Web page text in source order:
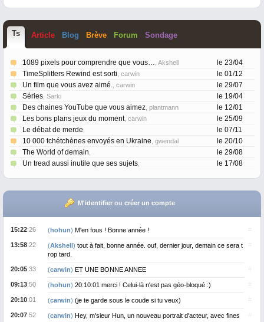
Ts Article Blog Brève Forum Sondage
le 23/04
1089 pixels pour comprendre que vous… , Akshell
le 01/12
TimeSplitters Rewind est sorti , carwin
le 29/07
Un film que vous avez aimé. , carwin
le 19/04
Séries , Sarki
le 12/01
Des chaines YouTube que vous aimez , plantmann
le 25/09
Les bons plans jeux du moment, carwin
le 07/11
Le débat de merde
le 20/10
10 000 tchétchènes envoyés en Ukraine , gwendal
le 29/08
The World of demain
le 17/08
Un tread aussi inutile que ses sujets
M'identifierou créer un compte
15:22:26 (hohun) M'en fous ! Bonne année !
13:58:22 (Akshell) tout à fait, bonne année. ouf, dernier jour, demain ce sera t
rop tard.
20:05:33 (carwin) ET UNE BONNE ANNEE
09:13:50 (hohun) 20:10:01 merci ! Celui-là n'est pas géo-bloqué :)
20:10:01 (carwin) (je te garde sous le coude si tu veux)
20:07:52 (carwin) Hey, m'sieur Hun, un nouveau portrait d'acteur, avec fines